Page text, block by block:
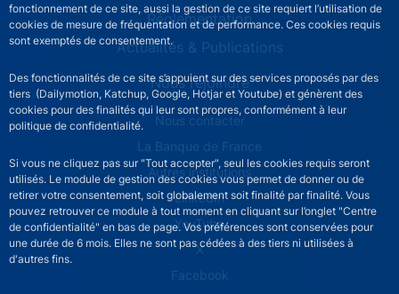
fonctionnement de ce site, aussi la gestion de ce site requiert l’utilisation de
cookies de mesure de fréquentation et de performance. Ces cookies requis
sont exemptés de consentement.
Des fonctionnalités de ce site s’appuient sur des services proposés par des
tiers (Dailymotion, Katchup, Google, Hotjar et Youtube) et génèrent des
cookies pour des finalités qui leur sont propres, conformément à leur
politique de confidentialité.
Si vous ne cliquez pas sur "Tout accepter", seul les cookies requis seront
utilisés. Le module de gestion des cookies vous permet de donner ou de
retirer votre consentement, soit globalement soit finalité par finalité. Vous
pouvez retrouver ce module à tout moment en cliquant sur l’onglet "Centre
de confidentialité" en bas de page. Vos préférences sont conservées pour
une durée de 6 mois. Elles ne sont pas cédées à des tiers ni utilisées à
d'autres fins.
Réglementation
Actualités & Publications
Nous rejoindre
ACPR footer secondary menu (French)
Nous contacter
La Banque de France
Autres institutions
LinkedIn
YouTube
X
Facebook